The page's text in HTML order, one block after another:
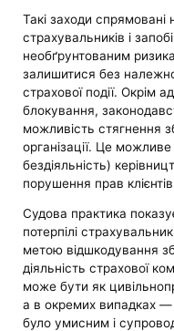
Такі заходи спрямовані
страхувальників і
необґрунтованим
залишитися без
страхової події. Окрім
блокування,
можливість стягнення
організації. Це
бездіяльність)
порушення прав
Судова практика
потерпілі
метою відшкодування
діяльність страхової
може бути як
а в окремих випадках
було умисним і